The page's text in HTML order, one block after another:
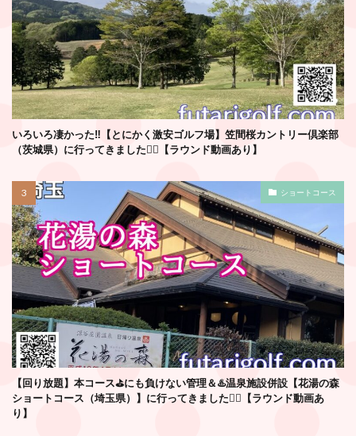
いろいろ凄かった‼️【とにかく激安ゴルフ場】笠間桜カントリー倶楽部
（茨城県）に行ってきました🏌️‍♂️【ラウンド動画あり】
ショートコース
【回り放題】本コース⛳️にも負けない管理＆♨️温泉施設併設【花湯の森
ショートコース（埼玉県）】に行ってきました🏌️‍♂️【ラウンド動画あ
り】